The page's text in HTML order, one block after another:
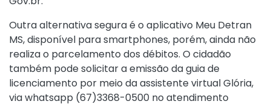
Outra alternativa segura é o aplicativo Meu Detran
MS, disponível para smartphones, porém, ainda não
realiza o parcelamento dos débitos. O cidadão
também pode solicitar a emissão da guia de
licenciamento por meio da assistente virtual Glória,
via whatsapp (67)3368-0500 no atendimento